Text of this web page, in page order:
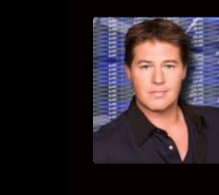
UITSTEL
Bekijk hier de
deelname van
dit